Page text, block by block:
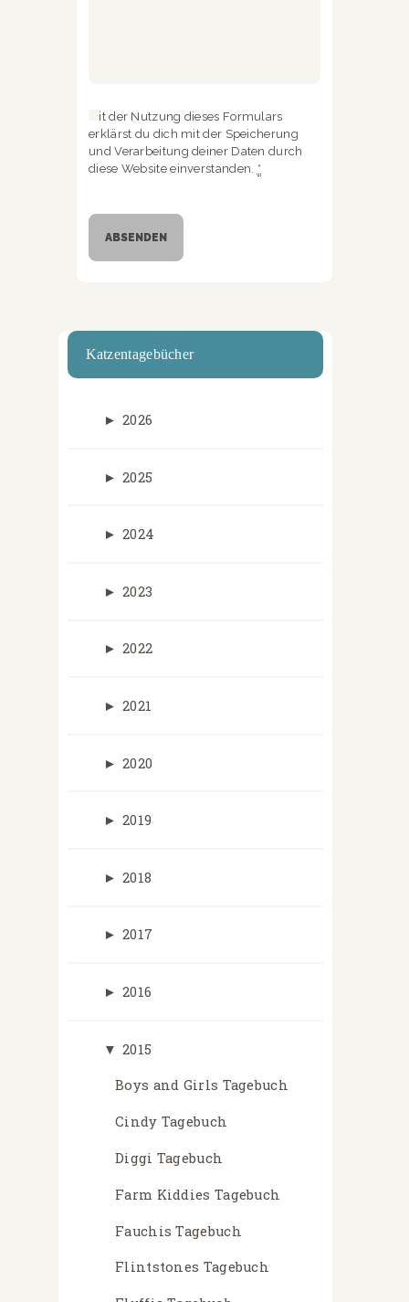
Mit der Nutzung dieses Formulars
erklärst du dich mit der Speicherung
und Verarbeitung deiner Daten durch
diese Website einverstanden. *
Katzentagebücher
► 2026
► 2025
► 2024
► 2023
► 2022
► 2021
► 2020
► 2019
► 2018
► 2017
► 2016
▼ 2015
Boys and Girls Tagebuch
Cindy Tagebuch
Diggi Tagebuch
Farm Kiddies Tagebuch
Fauchis Tagebuch
Flintstones Tagebuch